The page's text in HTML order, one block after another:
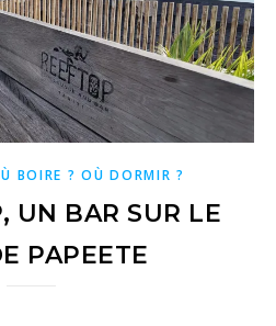
BOIRE ? OÙ DORMIR ?
UN BAR SUR LE
PAPEETE